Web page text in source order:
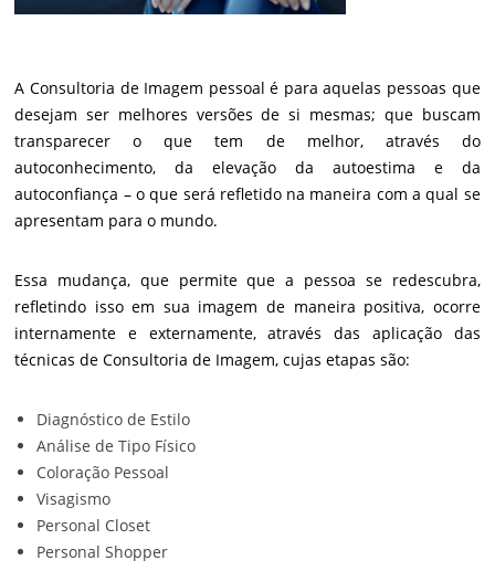
A Consultoria de Imagem pessoal é para aquelas pessoas que
desejam ser melhores versões de si mesmas; que buscam
transparecer o que tem de melhor, através do
autoconhecimento, da elevação da autoestima e da
autoconfiança – o que será refletido na maneira com a qual se
apresentam para o mundo.
Essa mudança, que permite que a pessoa se redescubra,
refletindo isso em sua imagem de maneira positiva, ocorre
internamente e externamente, através das aplicação das
técnicas de Consultoria de Imagem, cujas etapas são:
Diagnóstico de Estilo
Análise de Tipo Físico
Coloração Pessoal
Visagismo
Personal Closet
Personal Shopper